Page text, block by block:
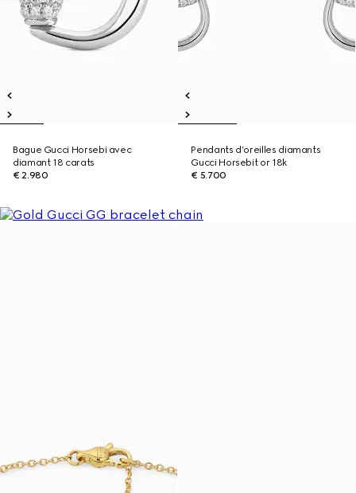
Bague Gucci Horsebi avec
diamant 18 carats
€ 2.980
Pendants d’oreilles diamants
Gucci Horsebit or 18k
€ 5.700